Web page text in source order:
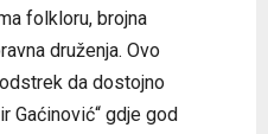
folkloru, brojna
druženja. Ovo
da dostojno
Gaćinović“ gdje god